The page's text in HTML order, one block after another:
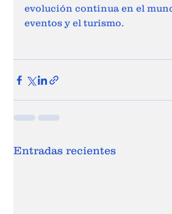
evolución continua en el
eventos y el turismo.
Entradas recientes